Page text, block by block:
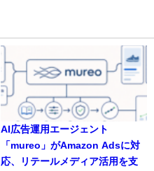
AI広告運用エージェント
「mureo」がAmazon Adsに対
応、リテールメディア活用を支